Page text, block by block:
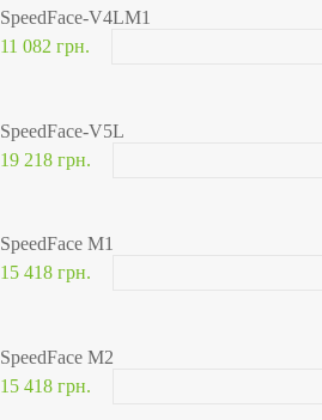
SpeedFace-V4LM1
11 082 грн.
SpeedFace-V5L
19 218 грн.
SpeedFace M1
15 418 грн.
SpeedFace M2
15 418 грн.